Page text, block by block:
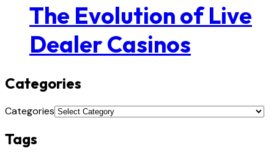
The Evolution of Live
Dealer Casinos
Categories
Categories
Tags